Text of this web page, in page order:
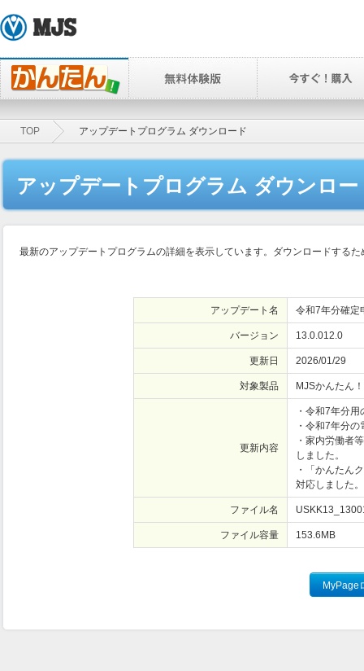
TOP アップデートプログラム ダウンロード
アップデートプログラム ダウンロー
最新のアップデートプログラムの詳細を表示しています。ダウンロードする
アップデート名 令和7年分確定
バージョン 13.0.012.0
更新日 2026/01/29
対象製品 MJSかんたん
更新内容
・令和7年分
・令和7年分
・家内労働者
しました。
・「かんたん
対応しました。
ファイル名
ファイル容量 153.6 MB